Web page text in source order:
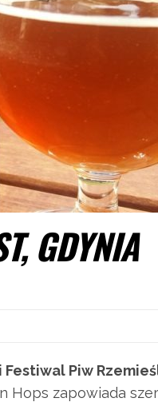
GDYNIA
Festiwal Piw
Hops zapowiada